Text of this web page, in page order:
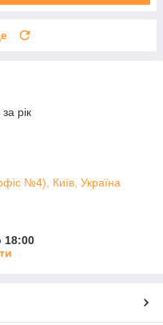
рік
№4), Київ, Україна
18:00